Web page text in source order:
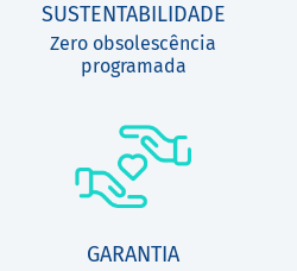
SUSTENTABILIDADE
Zero obsolescência
programada
GARANTIA